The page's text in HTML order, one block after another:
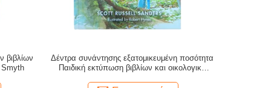
βιβλίων
Smyth
Δέντρα συνάντησης εξατομικευμένη ποσότητα
Παιδική εκτύπωση βιβλίων και οικολογικά